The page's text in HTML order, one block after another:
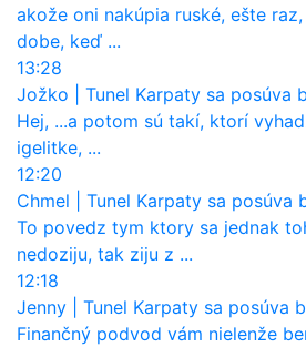
akože oni nakúpia ruské, ešte
dobe, keď ...
13:28
Jožko
Tunel Karpaty sa posúva bližšie k
Hej, ...a potom sú takí, ktorí
igelitke, ...
12:20
Chmel
Tunel Karpaty sa posúva bližšie k
To povedz tym ktory sa jednak
nedoziju, tak ziju z ...
12:18
Jenny
Tunel Karpaty sa posúva bližšie k
Finančný podvod vám nielenže